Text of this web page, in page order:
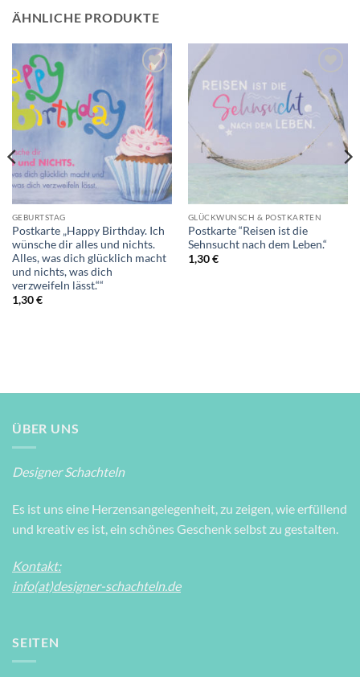
ÄHNLICHE PRODUKTE
Auf die
Wunschliste
GEBURTSTAG
Postkarte „Happy Birthday. Ich
wünsche dir alles und nichts.
Alles, was dich glücklich macht
und nichts, was dich
verzweifeln lässt.““
1,30€
Auf die
Wunschliste
GLÜCKWUNSCH & POSTKARTEN
Postkarte “Reisen ist die
Sehnsucht nach dem Leben.“
1,30€
ÜBER UNS
Designer Schachteln
Es ist uns eine Herzensangelegenheit, zu zeigen, wie erfüllend
und kreativ es ist, ein schönes Geschenk selbst zu gestalten.
Kontakt:
info(at)designer-schachteln.de
SEITEN